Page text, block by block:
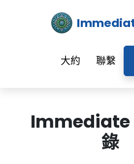
大約 聯繫
Immediate
錄